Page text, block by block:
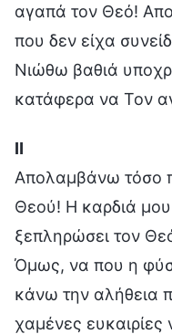
αγαπά τον Θεό!
που δεν είχα
Νιώθω βαθιά
κατάφερα να Τον
Ⅱ
Απολαμβάνω τόσο
Θεού! Η καρδιά
ξεπληρώσει τον
Όμως, να που η
κάνω την αλήθεια
χαμένες